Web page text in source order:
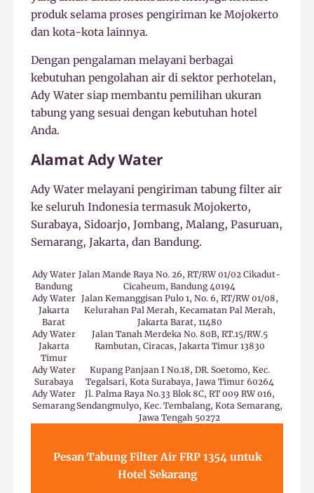
produk selama proses pengiriman ke Mojokerto
dan kota-kota lainnya.
Dengan pengalaman melayani berbagai
kebutuhan pengolahan air di sektor perhotelan,
Ady Water siap membantu pemilihan ukuran
tabung yang sesuai dengan kebutuhan hotel
Anda.
Alamat Ady Water
Ady Water melayani pengiriman tabung filter air
ke seluruh Indonesia termasuk Mojokerto,
Surabaya, Sidoarjo, Jombang, Malang, Pasuruan,
Semarang, Jakarta, dan Bandung.
Ady Water
Bandung
Jalan Mande Raya No. 26, RT/RW 01/02 Cikadut-
Cicaheum, Bandung 40194
Ady Water
Jakarta
Barat
Jalan Kemanggisan Pulo 1, No. 6, RT/RW 01/08,
Kelurahan Pal Merah, Kecamatan Pal Merah,
Jakarta Barat, 11480
Ady Water
Jakarta
Timur
Jalan Tanah Merdeka No. 80B, RT.15/RW.5
Rambutan, Ciracas, Jakarta Timur 13830
Ady Water
Surabaya
Kupang Panjaan I No.18, DR. Soetomo, Kec.
Tegalsari, Kota Surabaya, Jawa Timur 60264
Ady Water
Semarang
Jl. Palma Raya No.33 Blok 8C, RT 009 RW 016,
Sendangmulyo, Kec. Tembalang, Kota Semarang,
Jawa Tengah 50272
Pesan Tabung Filter Air FRP 1354 untuk
Hotel Sekarang